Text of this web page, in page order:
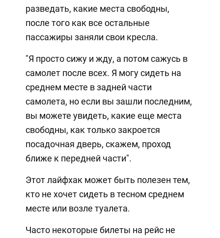
разведать, какие места свободны,
после того как все остальные
пассажиры заняли свои кресла.
"Я просто сижу и жду, а потом сажусь в
самолет после всех. Я могу сидеть на
среднем месте в задней части
самолета, но если вы зашли последним,
вы можете увидеть, какие еще места
свободны, как только закроется
посадочная дверь, скажем, проход
ближе к передней части".
Этот лайфхак может быть полезен тем,
кто не хочет сидеть в тесном среднем
месте или возле туалета.
Часто некоторые билеты на рейс не